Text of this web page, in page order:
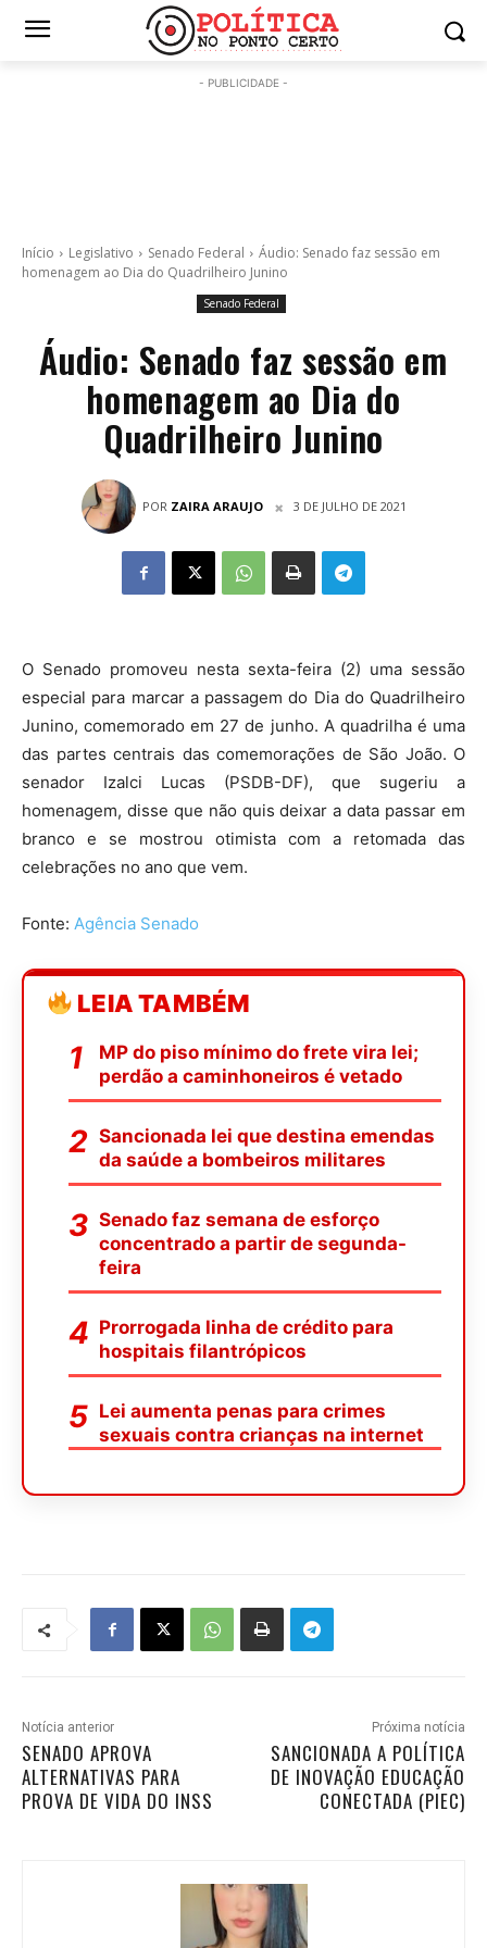
- PUBLICIDADE -
Início Legislativo Senado Federal
Áudio: Senado faz sessão em
homenagem ao Dia do Quadrilheiro Junino
Senado Federal
Áudio: Senado faz sessão em
homenagem ao Dia do
Quadrilheiro Junino
POR ZAIRA ARAUJO 3 DE JULHO DE 2021
O Senado promoveu nesta sexta-feira (2) uma sessão
especial para marcar a passagem do Dia do Quadrilheiro
Junino, comemorado em 27 de junho. A quadrilha é uma
das partes centrais das comemorações de São João. O
senador Izalci Lucas (PSDB-DF), que sugeriu a
homenagem, disse que não quis deixar a data passar em
branco e se mostrou otimista com a retomada das
celebrações no ano que vem.
Fonte: Agência Senado
LEIA TAMBÉM
MP do piso mínimo do frete vira lei;
perdão a caminhoneiros é vetado
Sancionada lei que destina emendas
da saúde a bombeiros militares
Senado faz semana de esforço
concentrado a partir de segunda-
feira
Prorrogada linha de crédito para
hospitais filantrópicos
Lei aumenta penas para crimes
sexuais contra crianças na internet
Notícia anterior
SENADO APROVA
ALTERNATIVAS PARA
PROVA DE VIDA DO INSS
Próxima notícia
SANCIONADA A POLÍTICA
DE INOVAÇÃO EDUCAÇÃO
CONECTADA (PIEC)